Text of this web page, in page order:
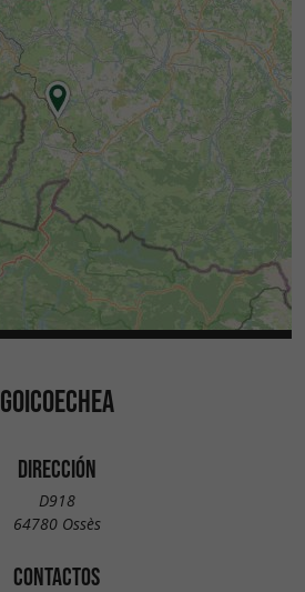
GOICOECHEA
DIRECCIÓN
D918
64780 Ossès
CONTACTOS